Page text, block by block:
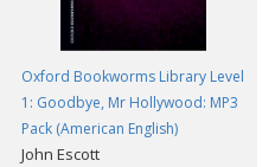
Oxford Bookworms Library Level
1: Goodbye, Mr Hollywood: MP3
Pack (American English)
John Escott